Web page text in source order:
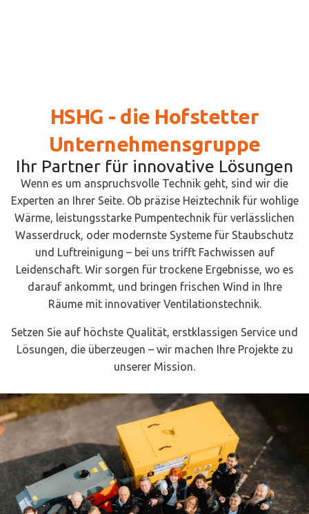
HSHG - die Hofstetter
Unternehmensgruppe
Ihr Partner für innovative Lösungen
Wenn es um anspruchsvolle Technik geht, sind wir die
Experten an Ihrer Seite. Ob präzise Heiztechnik für wohlige
Wärme, leistungsstarke Pumpentechnik für verlässlichen
Wasserdruck, oder modernste Systeme für Staubschutz
und Luftreinigung – bei uns trifft Fachwissen auf
Leidenschaft. Wir sorgen für trockene Ergebnisse, wo es
darauf ankommt, und bringen frischen Wind in Ihre
Räume mit innovativer Ventilationstechnik.
Setzen Sie auf höchste Qualität, erstklassigen Service und
Lösungen, die überzeugen – wir machen Ihre Projekte zu
unserer Mission.